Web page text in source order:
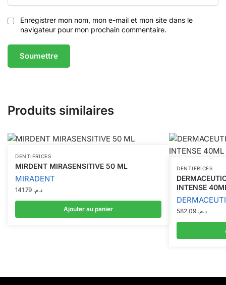
Enregistrer mon nom, mon e-mail et mon site dans le
navigateur pour mon prochain commentaire.
Produits similaires
DENTIFRICES
MIRDENT MIRASENSITIVE 50 ML
MIRADENT
د.م.
Ajouter au panier
DENTIFRICES
INTENSE
د.م.